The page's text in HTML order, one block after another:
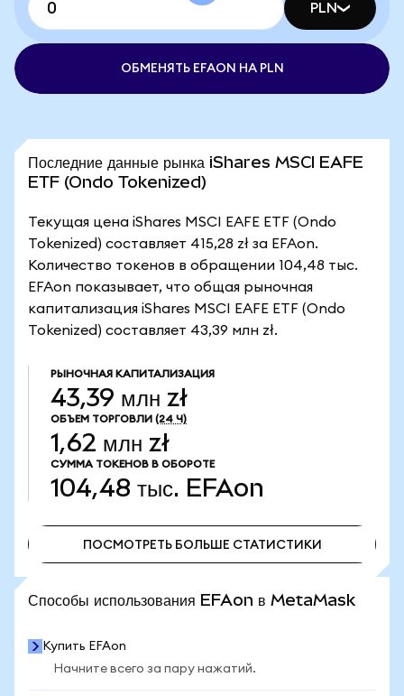
PLN
ОБМЕНЯТЬ EFAON НА PLN
Последние данные рынка iShares MSCI EAFE
ETF (Ondo Tokenized)
Текущая цена iShares MSCI EAFE ETF (Ondo
Tokenized) составляет 415,28 zł за EFAon.
Количество токенов в обращении 104,48 тыс.
EFAon показывает, что общая рыночная
капитализация iShares MSCI EAFE ETF (Ondo
Tokenized) составляет 43,39 млн zł.
РЫНОЧНАЯ КАПИТАЛИЗАЦИЯ
43,39 млн zł
ОБЪЕМ ТОРГОВЛИ (24 Ч)
1,62 млн zł
СУММА ТОКЕНОВ В ОБОРОТЕ
104,48 тыс. EFAon
ПОСМОТРЕТЬ БОЛЬШЕ СТАТИСТИКИ
Способы использования EFAon в MetaMask
Купить EFAon
Начните всего за пару нажатий.